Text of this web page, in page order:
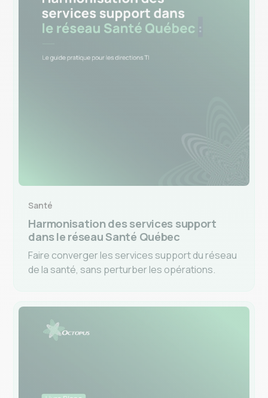
Santé
Harmonisation des services support
dans le réseau Santé Québec
Faire converger les services support du réseau
de la santé, sans perturber les opérations.